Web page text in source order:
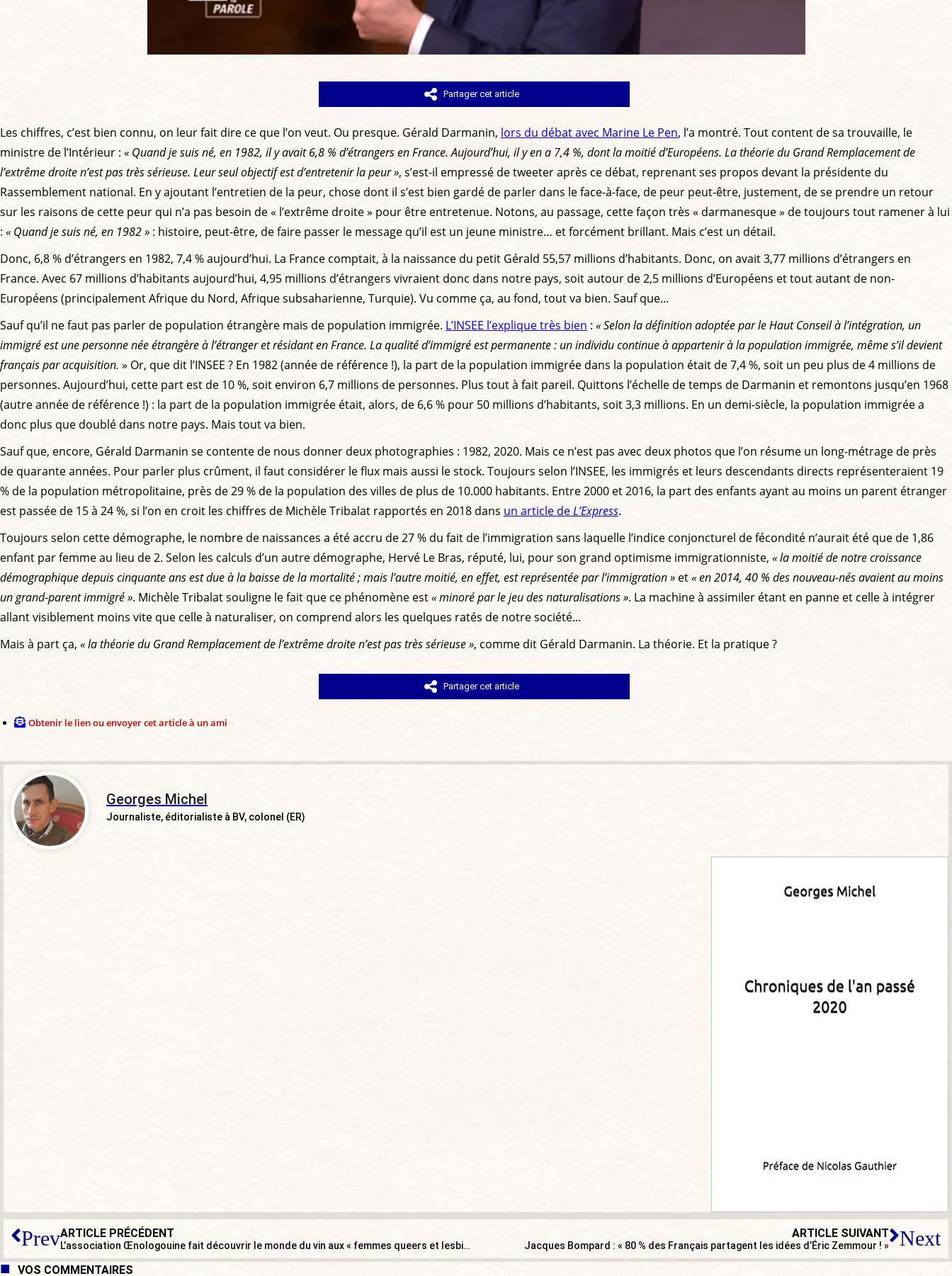
Partager cet article
Les chiffres, c’est bien connu, on leur fait dire ce que l’on veut. Ou presque. Gérald Darmanin, lors du débat avec Marine Le Pen, l’a montré. Tout content de sa trouvaille, le
ministre de l’Intérieur : « Quand je suis né, en 1982, il y avait 6,8 % d’étrangers en France. Aujourd’hui, il y en a 7,4 %, dont la moitié d’Européens. La théorie du Grand Remplacement de
l’extrême droite n’est pas très sérieuse. Leur seul objectif est d’entretenir la peur », s’est-il empressé de tweeter après ce débat, reprenant ses propos devant la présidente du
Rassemblement national. En y ajoutant l’entretien de la peur, chose dont il s’est bien gardé de parler dans le face-à-face, de peur peut-être, justement, de se prendre un retour
sur les raisons de cette peur qui n’a pas besoin de « l’extrême droite » pour être entretenue. Notons, au passage, cette façon très « darmanesque » de toujours tout ramener à lui
: « Quand je suis né, en 1982 » : histoire, peut-être, de faire passer le message qu’il est un jeune ministre… et forcément brillant. Mais c’est un détail.
Donc, 6,8 % d’étrangers en 1982, 7,4 % aujourd’hui. La France comptait, à la naissance du petit Gérald 55,57 millions d’habitants. Donc, on avait 3,77 millions d’étrangers en
France. Avec 67 millions d’habitants aujourd’hui, 4,95 millions d’étrangers vivraient donc dans notre pays, soit autour de 2,5 millions d’Européens et tout autant de non-
Européens (principalement Afrique du Nord, Afrique subsaharienne, Turquie). Vu comme ça, au fond, tout va bien. Sauf que...
Sauf qu’il ne faut pas parler de population étrangère mais de population immigrée. L’INSEE l’explique très bien : « Selon la définition adoptée par le Haut Conseil à l’intégration, un
immigré est une personne née étrangère à l’étranger et résidant en France. La qualité d’immigré est permanente : un individu continue à appartenir à la population immigrée, même s’il devient
français par acquisition. » Or, que dit l’INSEE ? En 1982 (année de référence !), la part de la population immigrée dans la population était de 7,4 %, soit un peu plus de 4 millions de
personnes. Aujourd’hui, cette part est de 10 %, soit environ 6,7 millions de personnes. Plus tout à fait pareil. Quittons l’échelle de temps de Darmanin et remontons jusqu’en 1968
(autre année de référence !) : la part de la population immigrée était, alors, de 6,6 % pour 50 millions d’habitants, soit 3,3 millions. En un demi-siècle, la population immigrée a
donc plus que doublé dans notre pays. Mais tout va bien.
Sauf que, encore, Gérald Darmanin se contente de nous donner deux photographies : 1982, 2020. Mais ce n’est pas avec deux photos que l’on résume un long-métrage de près
de quarante années. Pour parler plus crûment, il faut considérer le flux mais aussi le stock. Toujours selon l’INSEE, les immigrés et leurs descendants directs représenteraient 19
% de la population métropolitaine, près de 29 % de la population des villes de plus de 10.000 habitants. Entre 2000 et 2016, la part des enfants ayant au moins un parent étranger
est passée de 15 à 24 %, si l’on en croit les chiffres de Michèle Tribalat rapportés en 2018 dans un article deL’Express.
Toujours selon cette démographe, le nombre de naissances a été accru de 27 % du fait de l’immigration sans laquelle l’indice conjoncturel de fécondité n’aurait été que de 1,86
enfant par femme au lieu de 2. Selon les calculs d’un autre démographe, Hervé Le Bras, réputé, lui, pour son grand optimisme immigrationniste, « la moitié de notre croissance
démographique depuis cinquante ans est due à la baisse de la mortalité ; mais l’autre moitié, en effet, est représentée par l’immigration » et« en 2014, 40 % des nouveau-nés avaient au moins
un grand-parent immigré ». Michèle Tribalat souligne le fait que ce phénomène est« minoré par le jeu des naturalisations ». La machine à assimiler étant en panne et celle à intégrer
allant visiblement moins vite que celle à naturaliser, on comprend alors les quelques ratés de notre société...
Mais à part ça, « la théorie du Grand Remplacement de l’extrême droite n’est pas très sérieuse », comme dit Gérald Darmanin. La théorie. Et la pratique ?
Partager cet article
Obtenir le lien ou envoyer cet article à un ami
Georges Michel
Journaliste, éditorialiste à BV, colonel (ER)
PrevARTICLE PRÉCÉDENT
L’association Œnologouine fait découvrir le monde du vin aux « femmes queers et lesbiennes »
ARTICLE SUIVANT
Jacques Bompard : « 80 % des Français partagent les idées d’Éric Zemmour ! » Next
VOS COMMENTAIRES